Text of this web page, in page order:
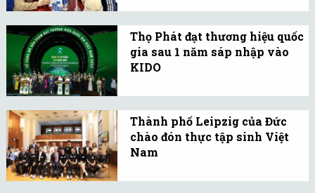
là khâu tự chủ nguyên
liệu thức ăn cho bò sữa.
EPS và thực tập sinh IM
JAPAN về nước.
Thọ Phát đạt thương hiệu quốc
gia sau 1 năm sáp nhập vào
KIDO
phẩm Thọ Phát đã trở
thành lựa chọn hàng đầu
tiện lợi, an toàn vệ sinh
Thành phố Leipzig của Đức
chào đón thực tập sinh Việt
Nam